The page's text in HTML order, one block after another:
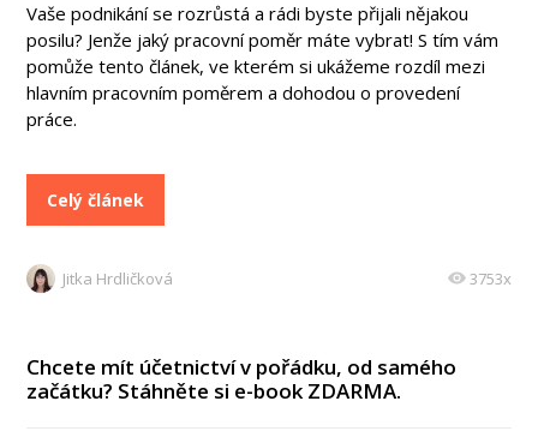
Vaše podnikání se rozrůstá a rádi byste přijali nějakou
posilu? Jenže jaký pracovní poměr máte vybrat! S tím vám
pomůže tento článek, ve kterém si ukážeme rozdíl mezi
hlavním pracovním poměrem a dohodou o provedení
práce.
Celý článek
Jitka Hrdličková 3753x
Chcete mít účetnictví v pořádku, od samého
začátku? Stáhněte si e-book ZDARMA.